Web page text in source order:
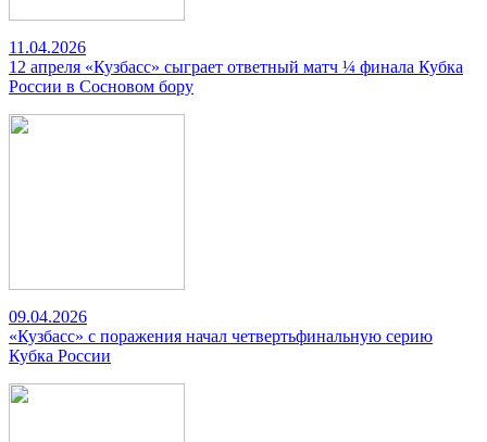
11.04.2026
12 апреля «Кузбасс» сыграет ответный матч ¼ финала Кубка
России в Сосновом бору
09.04.2026
«Кузбасс» с поражения начал четвертьфинальную серию
Кубка России